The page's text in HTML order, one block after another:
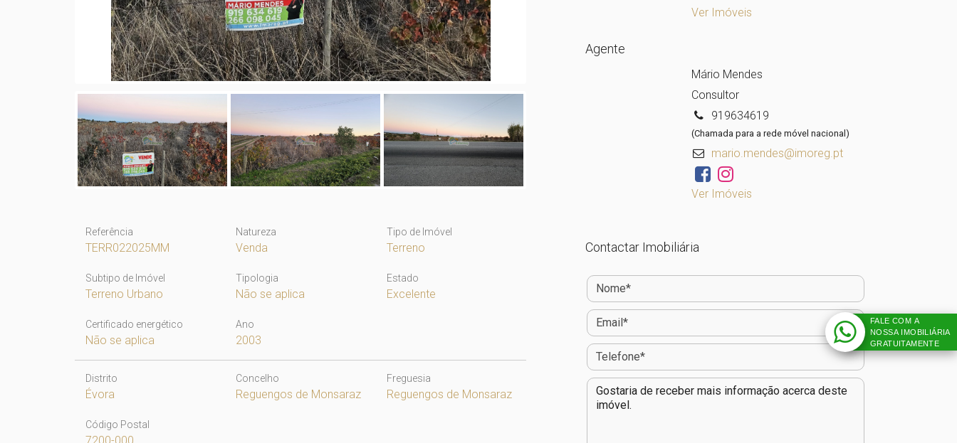
Referência
TERR022025MM
Natureza
Venda
Tipo de Imóvel
Terreno
Subtipo de Imóvel
Terreno Urbano
Tipologia
Não se aplica
Estado
Excelente
Certificado energético
Não se aplica
Ano
2003
Distrito
Évora
Concelho
Reguengos de Monsaraz
Freguesia
Reguengos de Monsaraz
Código Postal
Ver Imóveis
Agente
Mário Mendes
Consultor
919634619
(Chamada para a rede móvel nacional)
mario.mendes@imoreg.pt
Ver Imóveis
Contactar Imobiliária
FALE COM A
NOSSA IMOBILIÁRIA
GRATUITAMENTE